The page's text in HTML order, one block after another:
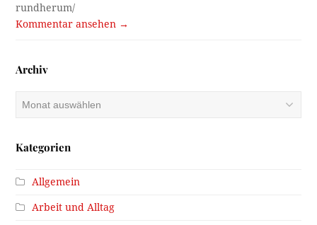
rundherum/
Kommentar ansehen →
Archiv
Kategorien
Allgemein
Arbeit und Alltag